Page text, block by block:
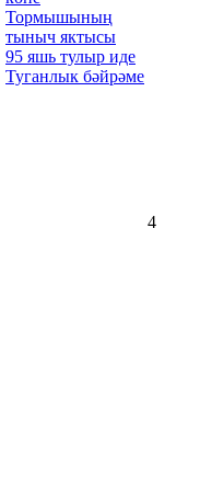
Тормышының
тыныч яктысы
95 яшь тулыр иде
Туганлык бәйрәме
4